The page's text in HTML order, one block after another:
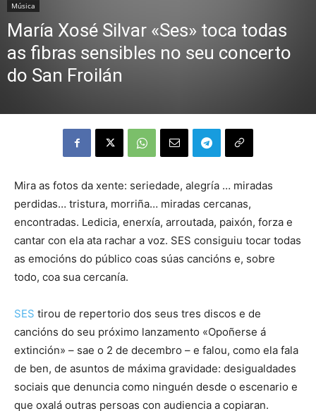
Música
María Xosé Silvar «Ses» toca todas
as fibras sensibles no seu concerto
do San Froilán
Mira as fotos da xente: seriedade, alegría … miradas
perdidas… tristura, morriña… miradas cercanas,
encontradas. Ledicia, enerxía, arroutada, paixón, forza e
cantar con ela ata rachar a voz. SES consiguiu tocar todas
as emocións do público coas súas cancións e, sobre
todo, coa sua cercanía.
SES tirou de repertorio dos seus tres discos e de
cancións do seu próximo lanzamento «Opoñerse á
extinción» – sae o 2 de decembro – e falou, como ela fala
de ben, de asuntos de máxima gravidade: desigualdades
sociais que denuncia como ninguén desde o escenario e
que oxalá outras persoas con audiencia a copiaran.